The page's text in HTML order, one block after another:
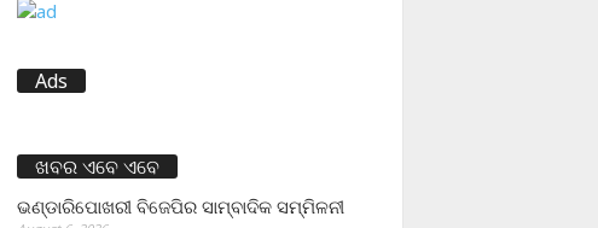
Ads
ଖବର ଏବେ ଏବେ
ଭଣ୍ଡାରିପୋଖରୀ ବିଜେପିର ସାମ୍ବାଦିକ ସମ୍ମିଳନୀ